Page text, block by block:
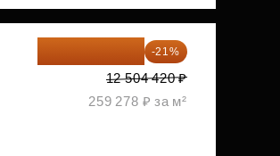
-21%
12 504 420 ₽
259 278 ₽ за м²